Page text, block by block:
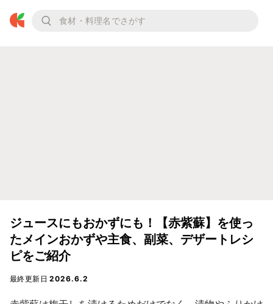
ジュースにもおかずにも！【赤紫蘇】を使っ
たメインおかずや主食、副菜、デザートレシ
ピをご紹介
最終更新日2026.6.2